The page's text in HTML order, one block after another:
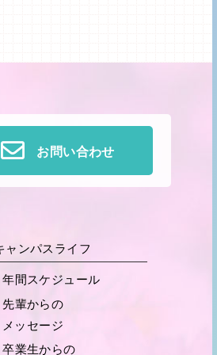
お問い合わせ
ャンパスライフ
年間スケジュール
先輩からの
メッセージ
卒業生からの